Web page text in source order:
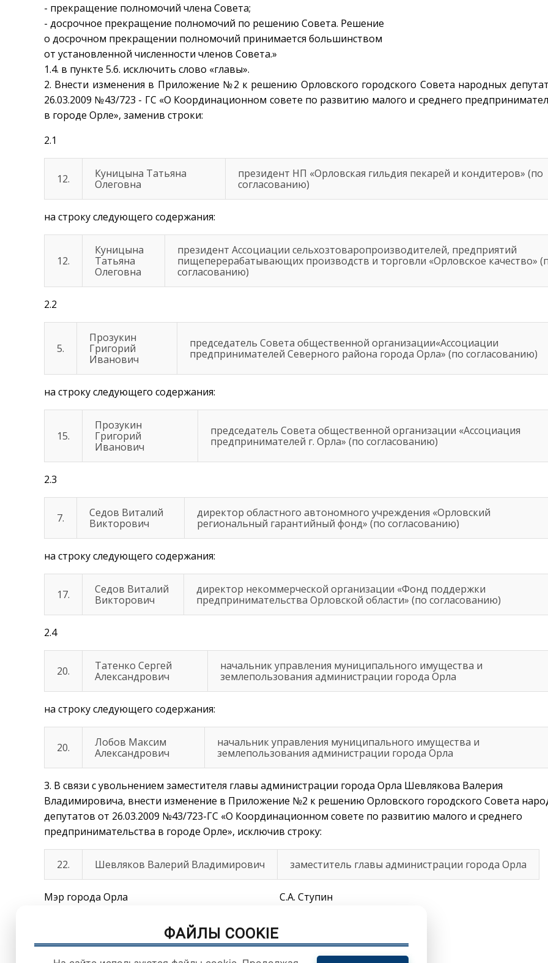
- прекращение полномочий члена Совета;
- досрочное прекращение полномочий по решению Совета. Решение
о досрочном прекращении полномочий принимается большинством
от установленной численности членов Совета.»
1.4. в пункте 5.6. исключить слово «главы».
2. Внести изменения в Приложение №2 к решению Орловского городского Совета народных
26.03.2009 №43/723 - ГС «О Координационном совете по развитию малого и среднего
в городе Орле», заменив строки:
2.1
12.
Куницына Татьяна
Олеговна
президент НП «Орловская гильдия пекарей и кондитеров» (по
согласованию)
на строку следующего содержания:
12.
Куницына
Татьяна
Олеговна
президент Ассоциации сельхозтоваропроизводителей, предприятий
пищеперерабатывающих производств и торговли «Орловское качество»
согласованию)
2.2
5.
Прозукин
Григорий
Иванович
председатель Совета общественной организации«Ассоциации
предпринимателей Северного района города Орла» (по согласованию)
на строку следующего содержания:
15.
Прозукин
Григорий
Иванович
председатель Совета общественной организации «Ассоциация
предпринимателей г. Орла» (по согласованию)
2.3
7.
Седов Виталий
Викторович
директор областного автономного учреждения «Орловский
региональный гарантийный фонд» (по согласованию)
на строку следующего содержания:
17.
Седов Виталий
Викторович
директор некоммерческой организации «Фонд поддержки
предпринимательства Орловской области» (по согласованию)
2.4
20.
Татенко Сергей
Александрович
начальник управления муниципального имущества и
землепользования администрации города Орла
на строку следующего содержания:
20.
Лобов Максим
Александрович
начальник управления муниципального имущества и
землепользования администрации города Орла
3. В связи с увольнением заместителя главы администрации города Орла Шевлякова Валерия
Владимировича, внести изменение в Приложение №2 к решению Орловского городского Совета
депутатов от 26.03.2009 №43/723-ГС «О Координационном совете по развитию малого и среднего
предпринимательства в городе Орле», исключив строку:
22. Шевляков Валерий Владимирович заместитель главы администрации города Орла
Мэр города Орла С.А. Ступин
ФАЙЛЫ COOKIE